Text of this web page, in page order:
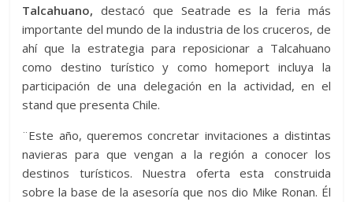
Talcahuano, destacó que Seatrade es la feria más
importante del mundo de la industria de los cruceros, de
ahí que la estrategia para reposicionar a Talcahuano
como destino turístico y como homeport incluya la
participación de una delegación en la actividad, en el
stand que presenta Chile.
¨Este año, queremos concretar invitaciones a distintas
navieras para que vengan a la región a conocer los
destinos turísticos. Nuestra oferta esta construida
sobre la base de la asesoría que nos dio Mike Ronan. Él